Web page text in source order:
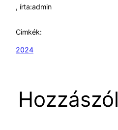
, írta:admin
Cimkék:
2024